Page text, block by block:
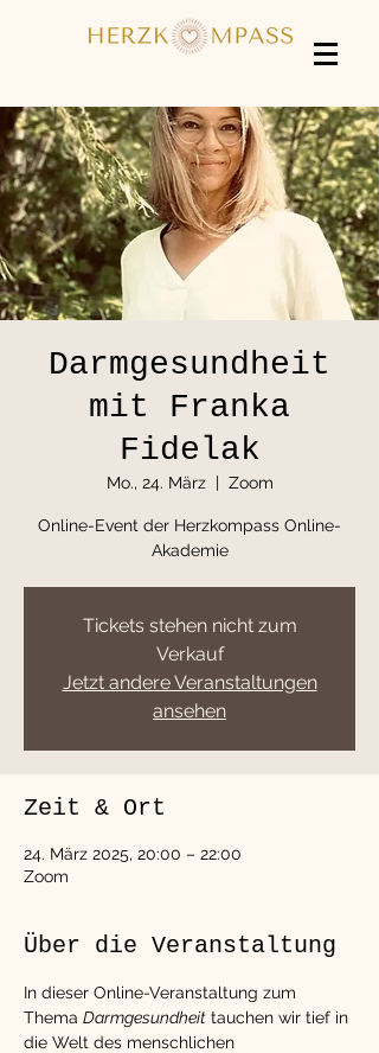
Darmgesundheit
mit Franka
Fidelak
Mo., 24. März
  |
Zoom
Online-Event der Herzkompass Online-
Akademie
Tickets stehen nicht zum
Verkauf
Jetzt andere Veranstaltungen
ansehen
Zeit & Ort
24. März 2025, 20:00 – 22:00
Zoom
Über die Veranstaltung
In dieser Online-Veranstaltung zum
Thema Darmgesundheit tauchen wir tief in
die Welt des menschlichen